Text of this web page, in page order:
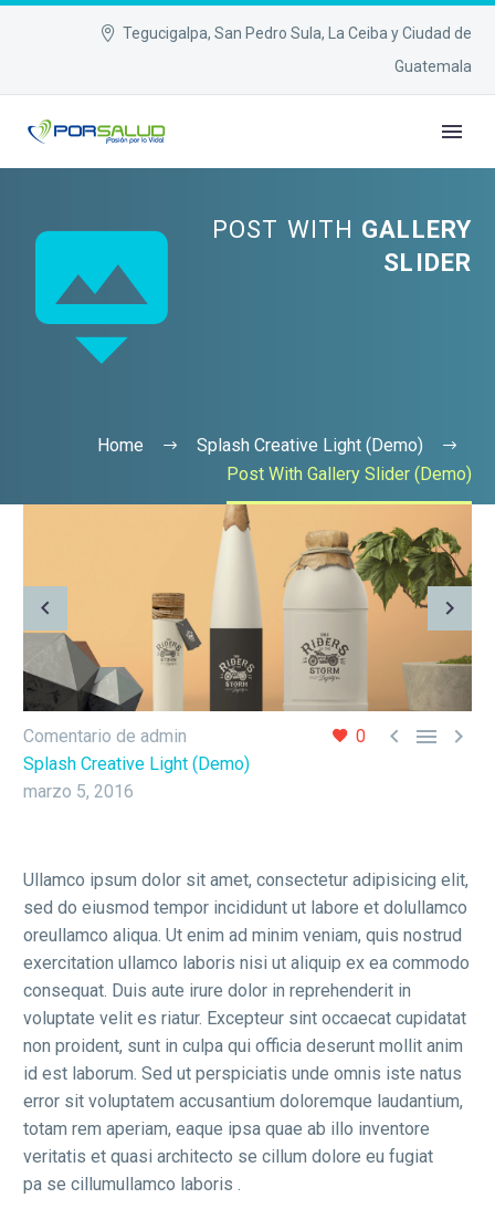
Tegucigalpa, San Pedro Sula, La Ceiba y Ciudad de
Guatemala

 POST WITH GALLERY
SLIDER
Home
Splash Creative Light (Demo)
Post With Gallery Slider (Demo)
0   
Comentario de admin
Splash Creative Light (Demo)
marzo 5, 2016
Ullamco ipsum dolor sit amet, consectetur adipisicing elit,
sed do eiusmod tempor incididunt ut labore et dolullamco
oreullamco aliqua. Ut enim ad minim veniam, quis nostrud
exercitation ullamco laboris nisi ut aliquip ex ea commodo
consequat. Duis aute irure dolor in reprehenderit in
voluptate velit es riatur. Excepteur sint occaecat cupidatat
non proident, sunt in culpa qui officia deserunt mollit anim
id est laborum. Sed ut perspiciatis unde omnis iste natus
error sit voluptatem accusantium doloremque laudantium,
totam rem aperiam, eaque ipsa quae ab illo inventore
veritatis et quasi architecto se cillum dolore eu fugiat
pa se cillumullamco laboris .